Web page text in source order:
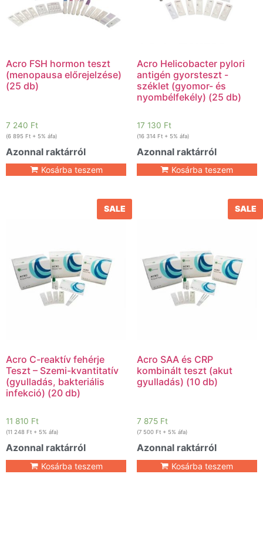
Acro FSH hormon teszt
(menopausa előrejelzése)
(25 db)
7 240 Ft
(6 895 Ft + 5% áfa)
Azonnal raktárról
Kosárba teszem
Acro Helicobacter pylori
antigén gyorsteszt -
széklet (gyomor- és
nyombélfekély) (25 db)
17 130 Ft
(16 314 Ft+ 5% áfa)
Azonnal raktárról
Kosárba teszem
SALE
Acro C-reaktív fehérje
Teszt – Szemi-kvantitatív
(gyulladás, bakteriális
infekció) (20 db)
11 810 Ft
(11 248 Ft + 5% áfa)
Azonnal raktárról
Kosárba teszem
SALE
Acro SAA és CRP
kombinált teszt (akut
gyulladás) (10 db)
7 875 Ft
(7 500 Ft+ 5% áfa)
Azonnal raktárról
Kosárba teszem